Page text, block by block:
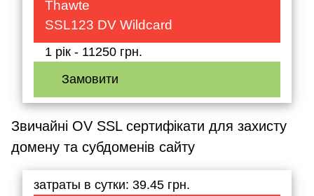
Thawte
SSL123 DV Wildcard
1 рік - 11250 грн.
Замовити
Звичайні OV SSL сертифікати для захисту
домену та субдоменів сайту
затраты в сутки: 39.45 грн.